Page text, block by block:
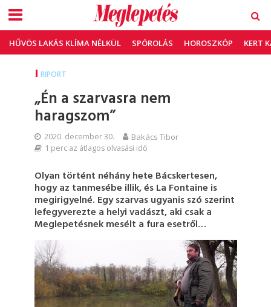
HŰVÖS LAKÁS KLÍMA NÉLKÜL SPÓROLÁS HOROSZKÓP KERT
RIPORT
„Én a szarvasra nem
haragszom”
2020. december 30. Bakács Tibor
1 perc az átlagos olvasási idő
Olyan történt néhány hete Bácskertesen,
hogy az tanmesébe illik, és La Fontaine is
megirigyelné. Egy szarvas ugyanis szó szerint
lefegyverezte a helyi vadászt, aki csak a
Meglepetésnek mesélt a fura esetről…